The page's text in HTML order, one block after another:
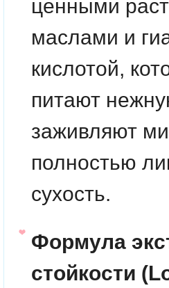
ценными
маслами и
кислотой,
питают
заживляют
полностью
сухость.
Формула
стойкости